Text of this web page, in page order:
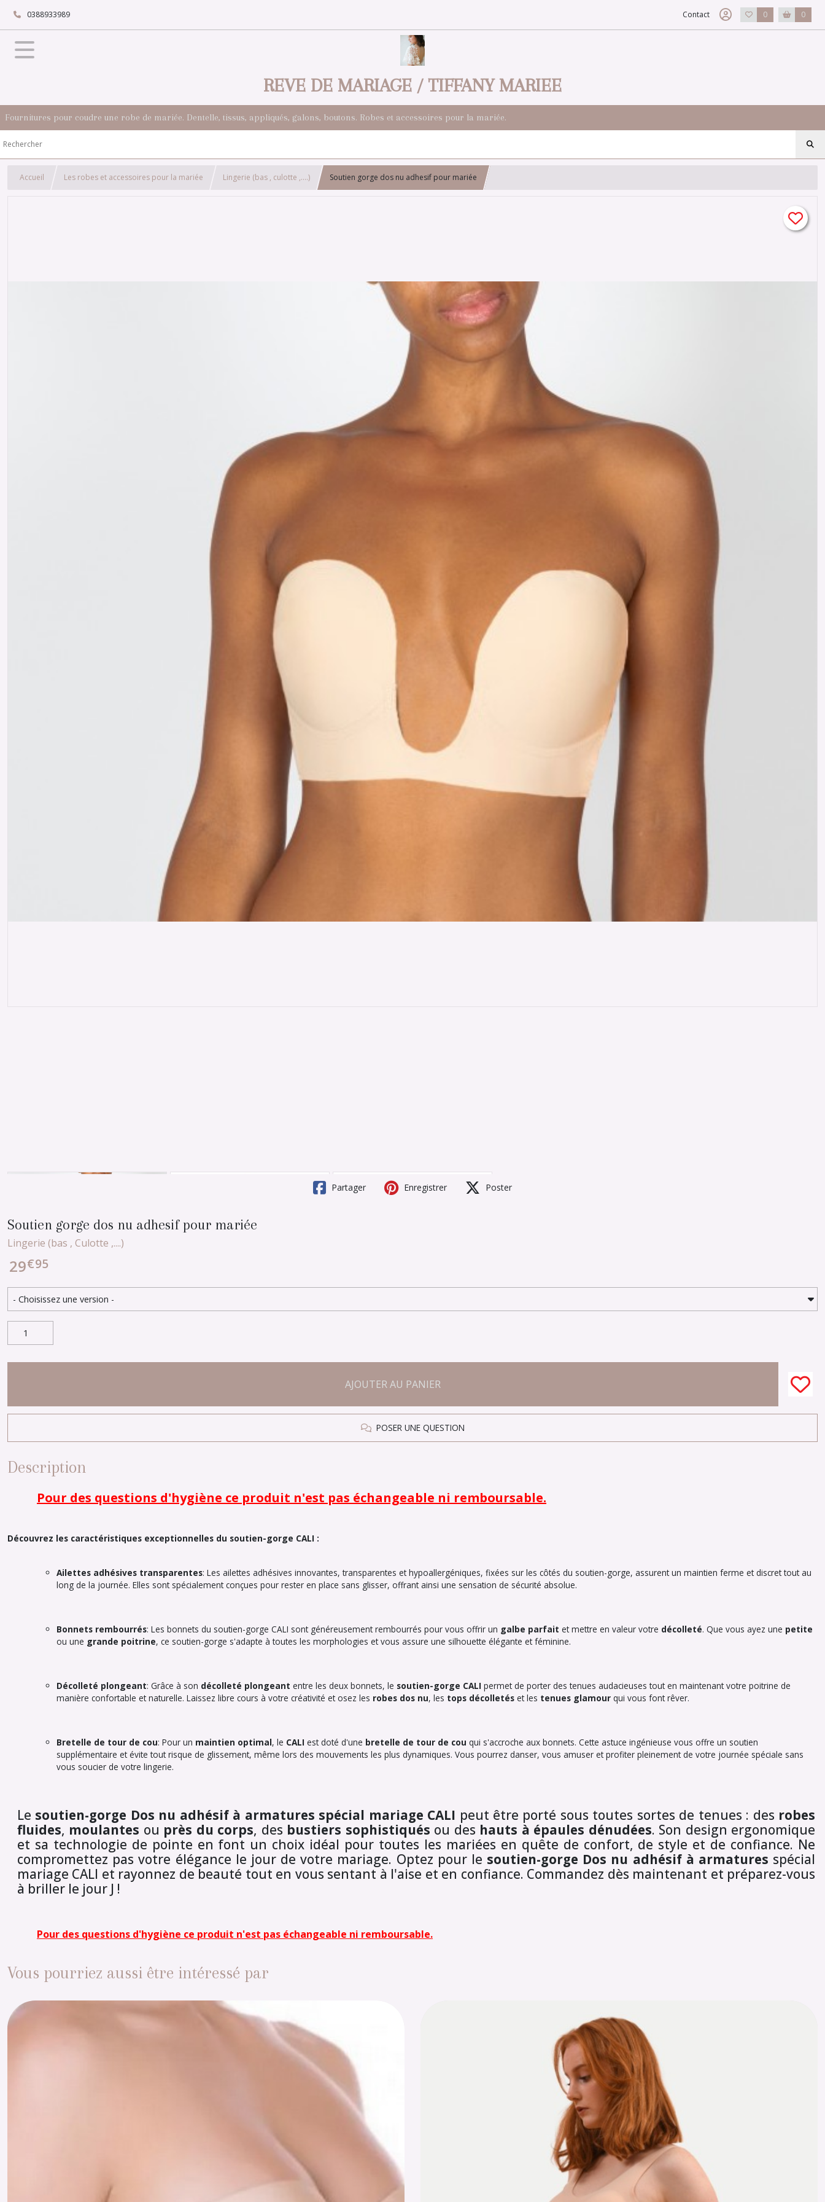
0388933989 Contact 0 0
REVE DE MARIAGE / TIFFANY MARIEE
Fournitures pour coudre une robe de mariée. Dentelle, tissus, appliqués, galons, boutons. Robes et accessoires pour la mariée.
Accueil Les robes et accessoires pour la mariée Lingerie (bas , culotte ,....) Soutien gorge dos nu adhesif pour mariée
Partager Enregistrer Poster
Soutien gorge dos nu adhesif pour mariée
Lingerie (bas , Culotte ,....)
29€95
AJOUTER AU PANIER
POSER UNE QUESTION
Description
Pour des questions d'hygiène ce produit n'est pas échangeable ni remboursable.
Découvrez les caractéristiques exceptionnelles du soutien-gorge CALI :
Ailettes adhésives transparentes: Les ailettes adhésives innovantes, transparentes et hypoallergéniques, fixées sur les côtés du soutien-gorge, assurent un maintien ferme et discret tout au
long de la journée. Elles sont spécialement conçues pour rester en place sans glisser, offrant ainsi une sensation de sécurité absolue.
Bonnets rembourrés: Les bonnets du soutien-gorge CALI sont généreusement rembourrés pour vous offrir un galbe parfait et mettre en valeur votre décolleté. Que vous ayez une petite
ou une grande poitrine, ce soutien-gorge s'adapte à toutes les morphologies et vous assure une silhouette élégante et féminine.
Décolleté plongeant: Grâce à son décolleté plongeant entre les deux bonnets, le soutien-gorge CALI permet de porter des tenues audacieuses tout en maintenant votre poitrine de
manière confortable et naturelle. Laissez libre cours à votre créativité et osez les robes dos nu, les tops décolletés et les tenues glamour qui vous font rêver.
Bretelle de tour de cou: Pour un maintien optimal, le CALI est doté d'une bretelle de tour de cou qui s'accroche aux bonnets. Cette astuce ingénieuse vous offre un soutien
supplémentaire et évite tout risque de glissement, même lors des mouvements les plus dynamiques. Vous pourrez danser, vous amuser et profiter pleinement de votre journée spéciale sans
vous soucier de votre lingerie.
Le soutien-gorge Dos nu adhésif à armatures spécial mariage CALI peut être porté sous toutes sortes de tenues : des robes
fluides, moulantes ou près du corps, des bustiers sophistiqués ou des hauts à épaules dénudées. Son design ergonomique
et sa technologie de pointe en font un choix idéal pour toutes les mariées en quête de confort, de style et de confiance. Ne
compromettez pas votre élégance le jour de votre mariage. Optez pour le soutien-gorge Dos nu adhésif à armatures spécial
mariage CALI et rayonnez de beauté tout en vous sentant à l'aise et en confiance. Commandez dès maintenant et préparez-vous
à briller le jour J !
Pour des questions d'hygiène ce produit n'est pas échangeable ni remboursable.
Vous pourriez aussi être intéressé par